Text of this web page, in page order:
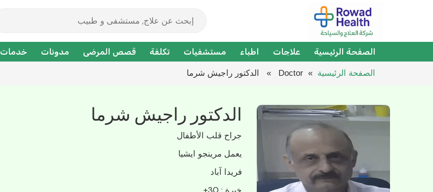
الصفحة الرئيسية علاجات اطباء مستشفيات تكلفة قصص المرضى مدونات خدمات
الصفحة الرئيسية » Doctor » الدكتور راجيش شرما
الدكتور راجيش شرما
جراح قلب الأطفال
يعمل مرينجو ايشيا
فريدا آباد